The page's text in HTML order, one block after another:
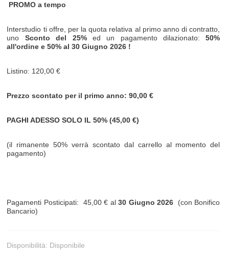
PROMO a tempo
Interstudio ti offre, per la quota relativa al primo anno di contratto,
uno Sconto del 25%ed un pagamento dilazionato:50%
all'ordine e 50% al30 Giugno 2026 !
Listino: 120,00 €
Prezzo scontato per il primo anno: 90,00 €
PAGHI ADESSO SOLO IL 50% (45,00 €)
(il rimanente 50% verrà scontato dal carrello al momento del
pagamento)
Pagamenti Posticipati: 45,00 € al30 Giugno 2026 (con Bonifico
Bancario)
Disponibilità: Disponibile